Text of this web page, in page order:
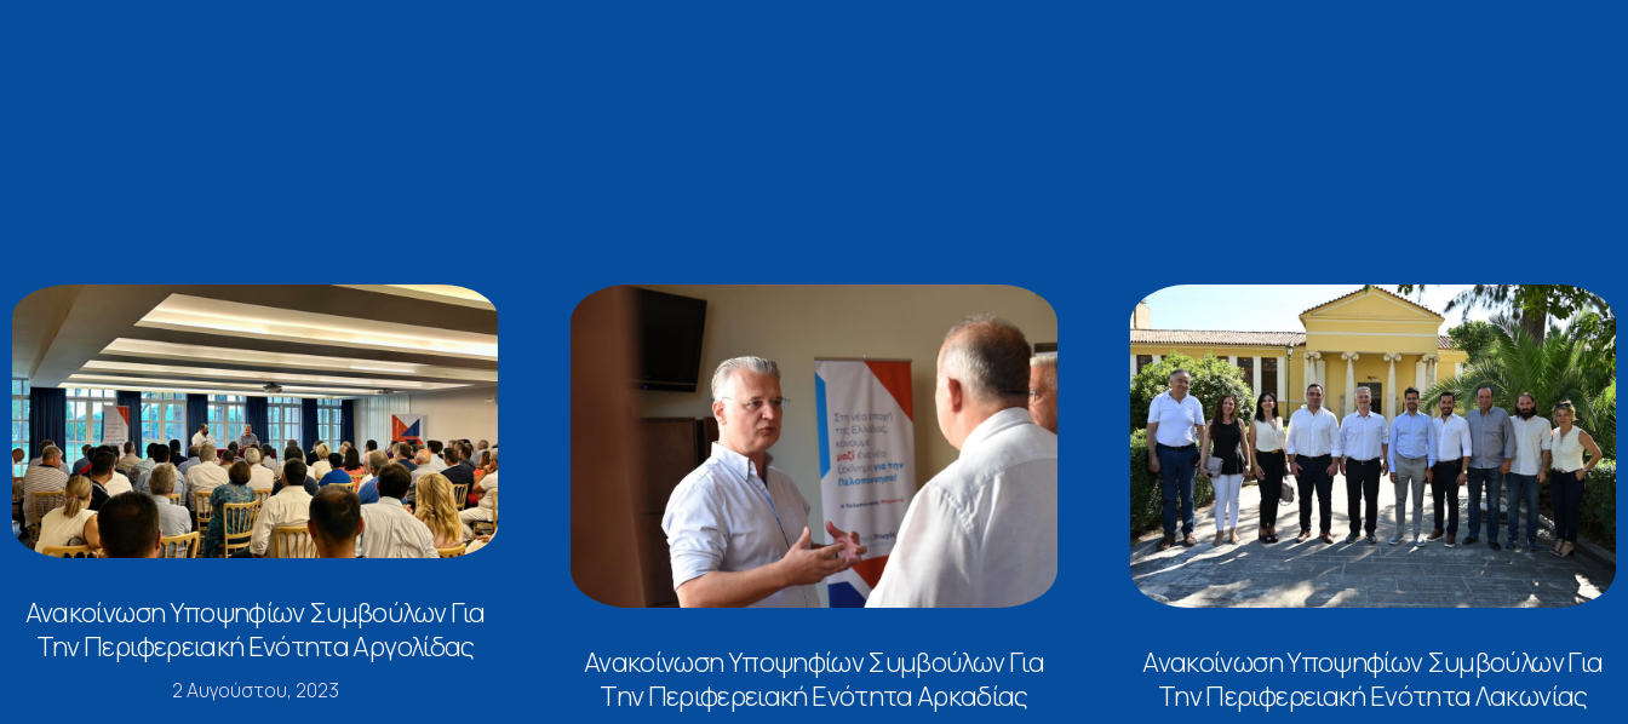
Ανακοίνωση Υποψηφίων Συμβούλων Για
Την Περιφερειακή Ενότητα Αργολίδας
2 Αυγούστου, 2023
Ανακοίνωση Υποψηφίων Συμβούλων Για
Την Περιφερειακή Ενότητα Αρκαδίας
Ανακοίνωση Υποψηφίων Συμβούλων Για
Την Περιφερειακή Ενότητα Λακωνίας